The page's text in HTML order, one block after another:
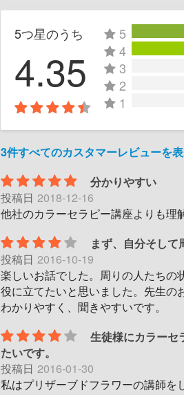
5つ星のうち
4.35
5
4
3
2
1
3件すべてのカスタマーレビューを
分かりやすい
投稿日 2018-12-16
他社のカラーセラピー講座よりも理
まず、自分そし
投稿日 2016-10-19
楽しいお話でした。周りの人たちの
役に立てたいと思いました。先生の
わかりやすく、聞きやすいです。
生徒様にカラーセ
たいです。
投稿日 2016-01-30
私はプリザーブドフラワーの講師を